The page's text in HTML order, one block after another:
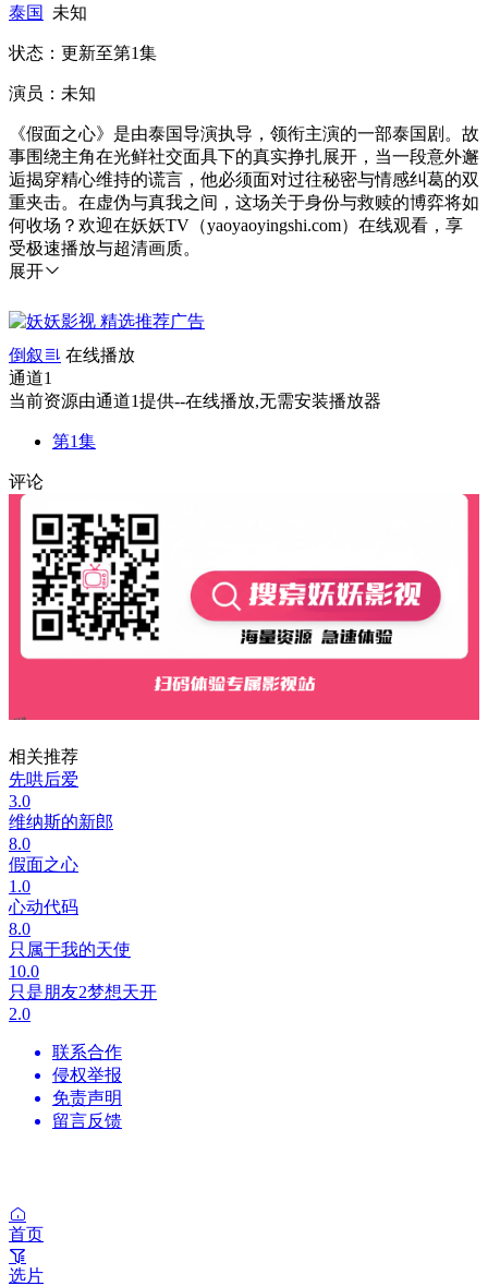
泰国 未知
状态：更新至第1集
演员：未知
《假面之心》是由泰国导演执导，领衔主演的一部泰国剧。故
事围绕主角在光鲜社交面具下的真实挣扎展开，当一段意外邂
逅揭穿精心维持的谎言，他必须面对过往秘密与情感纠葛的双
重夹击。在虚伪与真我之间，这场关于身份与救赎的博弈将如
何收场？欢迎在妖妖TV（yaoyaoyingshi.com）在线观看，享
受极速播放与超清画质。
展开
倒叙
在线播放
通道1
当前资源由通道1提供--在线播放,无需安装播放器
第1集
评论
相关推荐
先哄后爱
3.0
维纳斯的新郎
8.0
假面之心
1.0
心动代码
8.0
只属于我的天使
10.0
只是朋友2梦想天开
2.0
联系合作
侵权举报
免责声明
留言反馈
首页
选片